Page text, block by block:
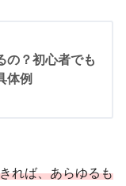
の？初心者でも
体例
れば、あらゆるも